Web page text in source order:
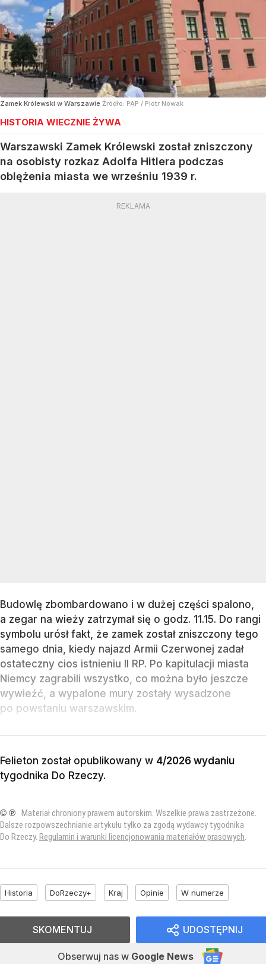
Zamek Królewski w Warszawie Źródło: PAP / Piotr Nowak
HISTORIA WIECZNIE ŻYWA
Warszawski Zamek Królewski został zniszczony
na osobisty rozkaz Adolfa Hitlera podczas
oblężenia miasta we wrześniu 1939 r.
Budowlę zbombardowano i w dużej części spalono,
a zegar na wieży zatrzymał się o godz. 11.15. Do rangi
symbolu urósł fakt, że zamek został zniszczony tego
samego dnia, kiedy najazd Armii Czerwonej zadał
ostateczny cios istnieniu II RP. Po kapitulacji miasta
Niemcy zagrabili wszystko, co można było jeszcze
wywieźć, a wypalone mury zostały wysadzone
po powstaniu warszawskim.
Felieton został opublikowany w 4/2026 wydaniu
tygodnika Do Rzeczy.
© ℗ Materiał chroniony prawem autorskim. Wszelkie prawa zastrzeżone.
Dalsze rozpowszechnianie artykułu tylko za zgodą wydawcy tygodnika
Do Rzeczy. Regulamin i warunki licencjonowania materiałów prasowych.
Historia DoRzeczy+ Kraj Opinie W numerze
UDOSTĘPNIJ
Obserwuj nas w Google News
SKOMENTUJ